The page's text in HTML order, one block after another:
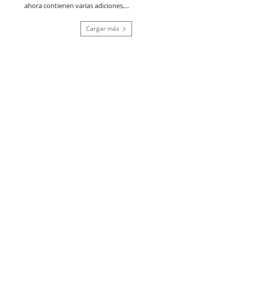
ahora contienen varias adiciones,...
Cargar más